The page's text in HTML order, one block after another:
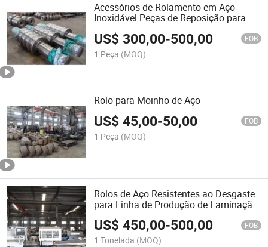
Acessórios de Rolamento em Aço
Inoxidável Peças de Reposição para
US$300,00-500,00 FOB
1 Peça (MOQ)
Rolo para Moinho de Aço
US$45,00-50,00 FOB
1 Peça (MOQ)
Rolos de Aço Resistentes ao Desgaste
para Linha de Produção de Laminação
a Quente de Vergalhões
US$450,00-500,00 FOB
1 Tonelada (MOQ)